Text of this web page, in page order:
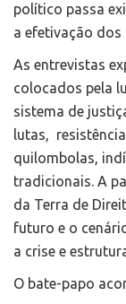
político passa
a efetivação
As entrevistas
colocados pela
sistema de
lutas,
quilombolas,
tradicionais. A
da Terra de
futuro e o
a crise e
O bate-papo